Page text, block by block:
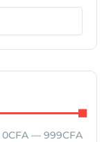
0CFA — 999CFA